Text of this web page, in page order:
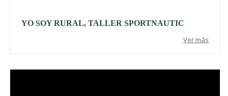
YO SOY RURAL, TALLER SPORTNAUTIC
Ver más